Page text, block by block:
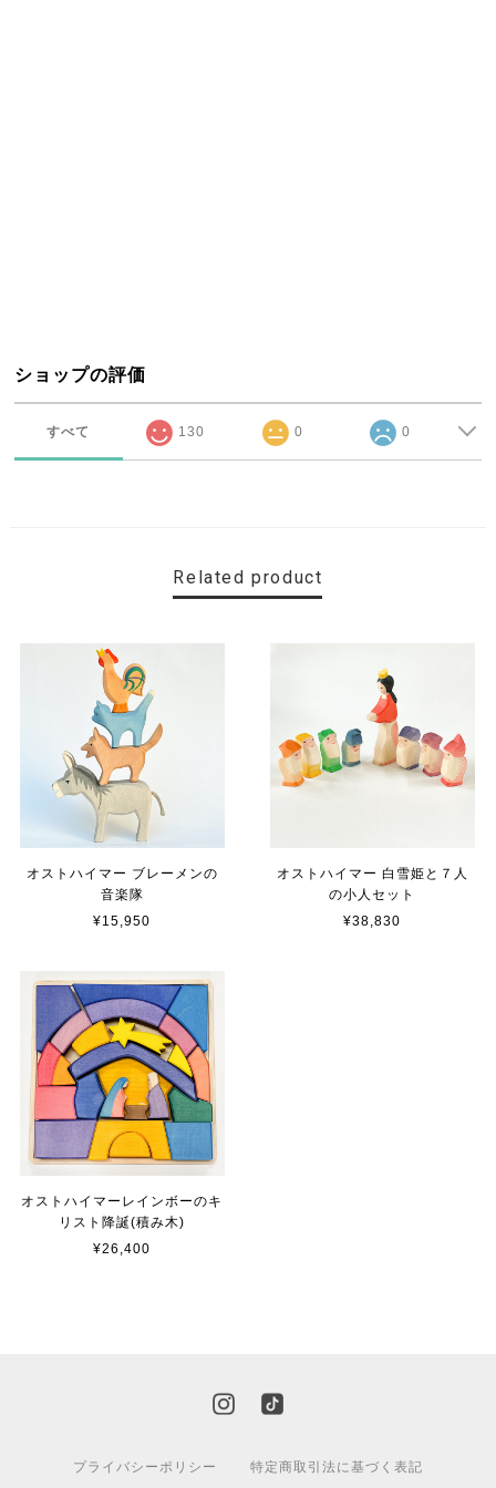
ショップの評価
すべて 130 0 0
Related product
オストハイマー ブレーメンの
音楽隊
¥15,950
オストハイマー 白雪姫と７人
の小人セット
¥38,830
オストハイマーレインボーのキ
リスト降誕(積み木)
¥26,400
プライバシーポリシー 特定商取引法に基づく表記